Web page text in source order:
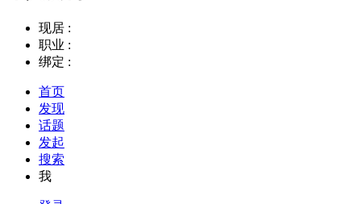
现居 :
职业 :
绑定 :
首页
发现
话题
发起
搜索
我